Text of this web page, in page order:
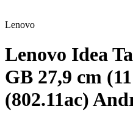
Lenovo
Lenovo Idea
GB 27,9 cm
(802.11ac)